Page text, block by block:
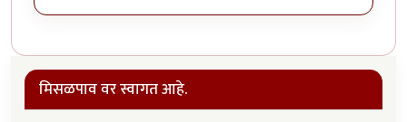
मिसळपाव वर स्वागत आहे.